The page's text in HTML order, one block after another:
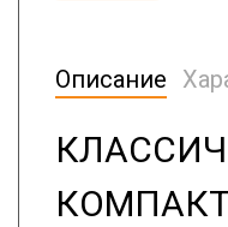
Описание